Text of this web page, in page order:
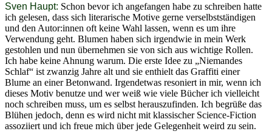
Sven Haupt: Schon bevor ich angefangen habe zu schreiben hatte
ich gelesen, dass sich literarische Motive gerne verselbstständigen
und den Autor:innen oft keine Wahl lassen, wenn es um ihre
Verwendung geht. Blumen haben sich irgendwie in mein Werk
gestohlen und nun übernehmen sie von sich aus wichtige Rollen.
Ich habe keine Ahnung warum. Die erste Idee zu „Niemandes
Schlaf“ ist zwanzig Jahre alt und sie enthielt das Graffiti einer
Blume an einer Betonwand. Irgendetwas resoniert in mir, wenn ich
dieses Motiv benutze und wer weiß wie viele Bücher ich vielleicht
noch schreiben muss, um es selbst herauszufinden. Ich begrüße das
Blühen jedoch, denn es wird nicht mit klassischer Science-Fiction
assoziiert und ich freue mich über jede Gelegenheit weird zu sein.